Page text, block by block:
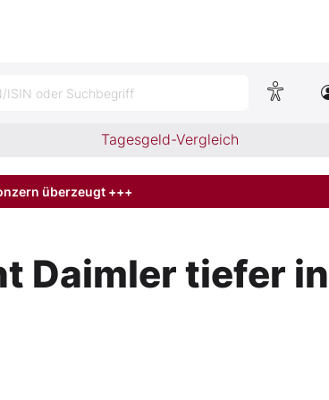
ISIN oder Suchbegriff
Tagesgeld-Vergleich
überzeugt +++
Daimler tiefer